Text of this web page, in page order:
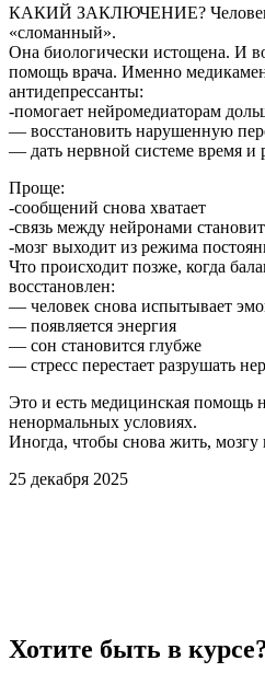
КАКИЙ ЗАКЛЮЧЕНИЕ? Человек
«сломанный».
Она биологически истощена. И
помощь врача. Именно
антидепрессанты:
-помогает нейромедиаторам
— восстановить нарушенную
— дать нервной системе время и
Проще:
-сообщений снова хватает
-связь между нейронами
-мозг выходит из режима
Что происходит позже, когда
восстановлен:
— человек снова испытывает
— появляется энергия
— сон становится глубже
— стресс перестает разрушать
Это и есть медицинская помощь
ненормальных условиях.
Иногда, чтобы снова жить,
25 декабря 2025
Хотите быть в